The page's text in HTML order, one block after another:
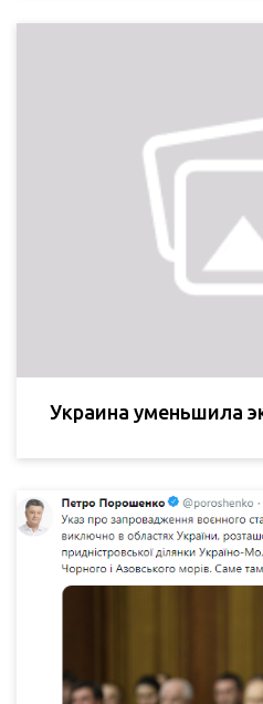
Украина уменьшила